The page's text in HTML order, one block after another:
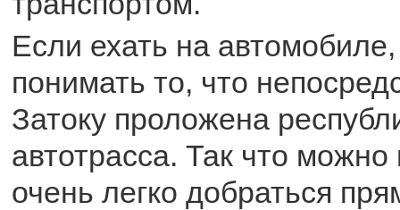
Если ехать на
понимать то, что
Затоку проложена
автотрасса. Так что
очень легко добраться